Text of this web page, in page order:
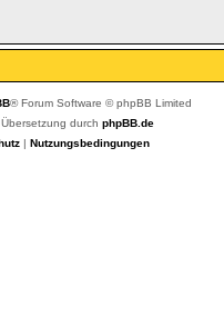
® Forum Software © phpBB Limited
durch phpBB.de
| Nutzungsbedingungen